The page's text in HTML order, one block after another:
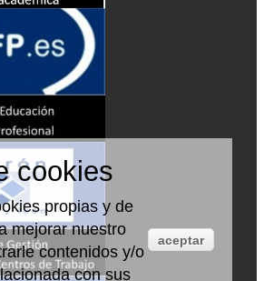
cookies
propias y de
mejorar nuestro
contenidos y/o
con sus
aceptar